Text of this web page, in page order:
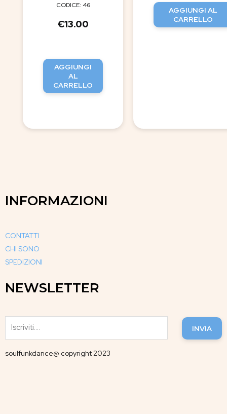
CODICE: 46
€13.00
AGGIUNGI
AL
CARRELLO
AGGIUNGI AL
CARRELLO
INFORMAZIONI
CONTATTI
CHI SONO
SPEDIZIONI
NEWSLETTER
INVIA
soulfunkdance@ copyright 2023